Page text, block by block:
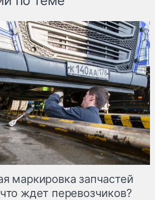
маркировка запчастей
ждет перевозчиков?